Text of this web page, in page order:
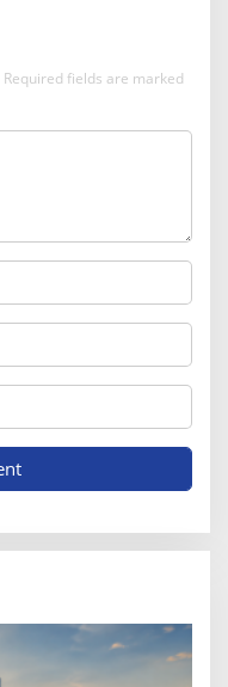
Required fields are marked